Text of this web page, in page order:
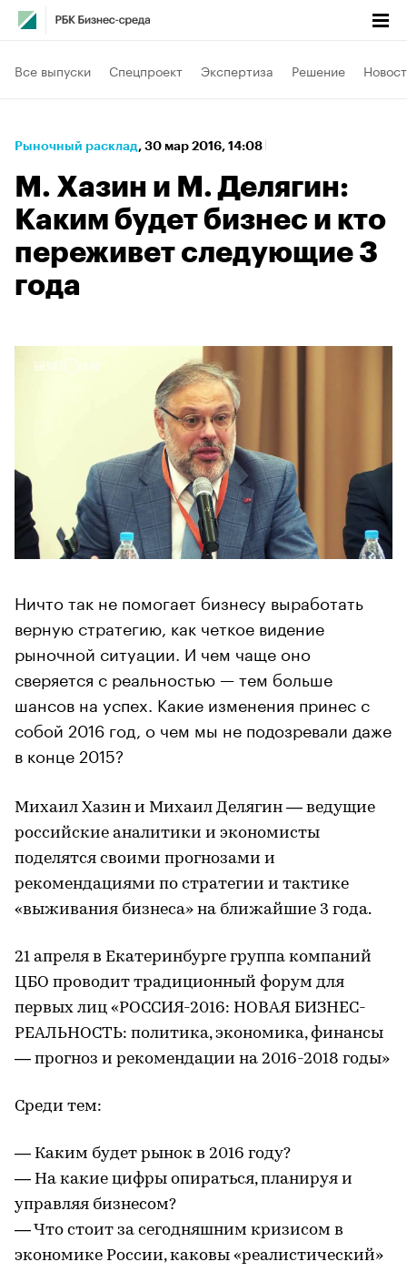
Все выпуски Спецпроект Экспертиза Решение
Рыночный расклад⁠, 30 мар 2016, 14:08
М. Хазин и М. Делягин:
Каким будет бизнес и кто
переживет следующие 3
года
Ничто так не помогает бизнесу выработать
верную стратегию, как четкое видение
рыночной ситуации. И чем чаще оно
сверяется с реальностью — тем больше
шансов на успех. Какие изменения принес с
собой 2016 год, о чем мы не подозревали даже
в конце 2015?
Михаил Хазин и Михаил Делягин — ведущие
российские аналитики и экономисты
поделятся своими прогнозами и
рекомендациями по стратегии и тактике
«выживания бизнеса» на ближайшие 3 года.
21 апреля в Екатеринбурге группа компаний
ЦБО проводит традиционный форум для
первых лиц «РОССИЯ-2016: НОВАЯ БИЗНЕС-
РЕАЛЬНОСТЬ: политика, экономика, финансы
— прогноз и рекомендации на 2016-2018 годы»
Среди тем:
— Каким будет рынок в 2016 году?
— На какие цифры опираться, планируя и
управляя бизнесом?
— Что стоит за сегодняшним кризисом в
экономике России, каковы «реалистический»